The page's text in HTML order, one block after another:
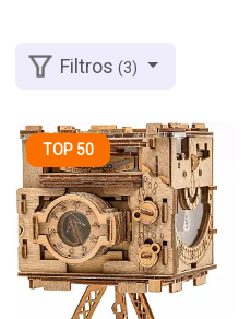
Filtros(3)
TOP 50